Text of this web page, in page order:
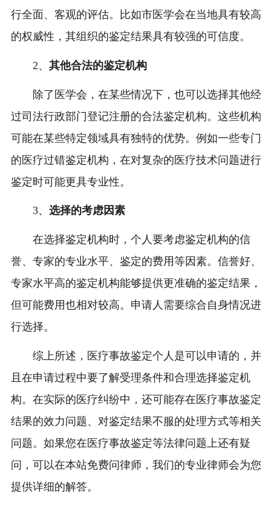
行全面、客观的评估。比如市医学会在当地具有较高
的权威性，其组织的鉴定结果具有较强的可信度。
2、 其他合法的鉴定机构
除了医学会，在某些情况下，也可以选择其他经
过司法行政部门登记注册的合法鉴定机构。这些机构
可能在某些特定领域具有独特的优势。例如一些专门
的医疗过错鉴定机构，在对复杂的医疗技术问题进行
鉴定时可能更具专业性。
3、 选择的考虑因素
在选择鉴定机构时，个人要考虑鉴定机构的信
誉、专家的专业水平、鉴定的费用等因素。信誉好、
专家水平高的鉴定机构能够提供更准确的鉴定结果，
但可能费用也相对较高。申请人需要综合自身情况进
行选择。
综上所述，医疗事故鉴定个人是可以申请的，并
且在申请过程中要了解受理条件和合理选择鉴定机
构。在实际的医疗纠纷中，还可能存在医疗事故鉴定
结果的效力问题、对鉴定结果不服的处理方式等相关
问题。如果您在医疗事故鉴定等法律问题上还有疑
问，可以在本站免费问律师，我们的专业律师会为您
提供详细的解答。